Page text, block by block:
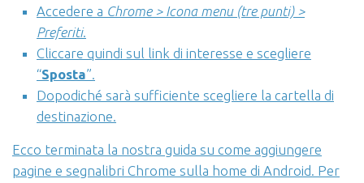
Accedere a Chrome > Icona menu (tre punti) >
Preferiti.
Cliccare quindi sul link di interesse e scegliere
“Sposta”.
Dopodiché sarà sufficiente scegliere la cartella di
destinazione.
Ecco terminata la nostra guida su come aggiungere
pagine e segnalibri Chrome sulla home di Android. Per